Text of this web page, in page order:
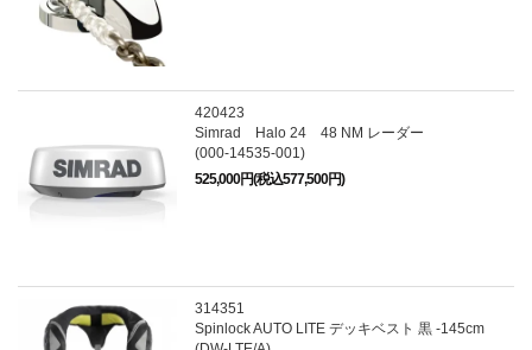
420423
Simrad Halo 24 48 NM レーダー
(000-14535-001)
525,000円(税込577,500円)
314351
Spinlock AUTO LITE デッキベスト 黒 -145cm